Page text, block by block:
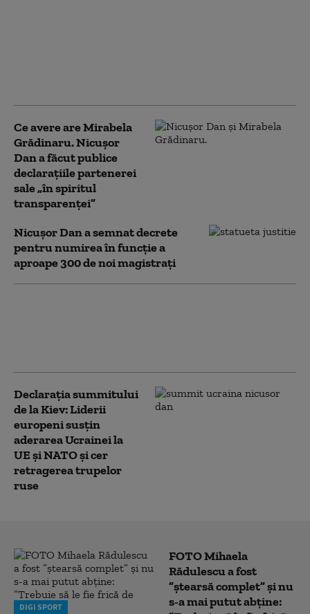
Ce avere are Mirabela
Grădinaru. Nicușor
Dan a făcut publice
declarațiile partenerei
sale „în spiritul
transparenței”
Nicușor Dan a semnat decrete
pentru numirea în funcție a
aproape 300 de noi magistrați
Declarația summitului
de la Kiev: Liderii
europeni susțin
aderarea Ucrainei la
UE și NATO și cer
retragerea trupelor
ruse
DIGI SPORT
FOTO Mihaela
Rădulescu a fost
”ștearsă complet” și nu
s-a mai putut abține: